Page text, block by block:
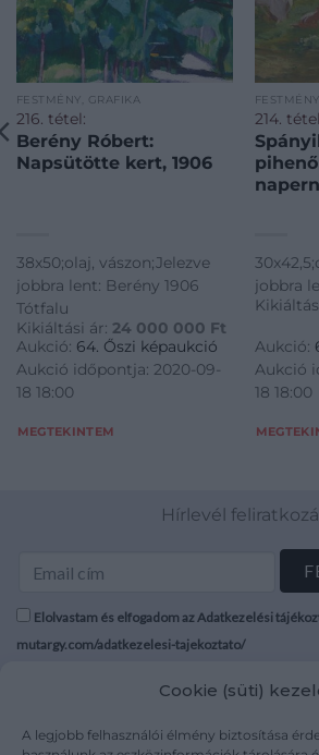
Cookie (süti)
A legjobb felhasználói élmény biztosítása
FESTMÉNY, GRAFIKA
216. tétel:
Berény Róbert:
Napsütötte kert, 1906
38x50;olaj, vászon;Jelezve
jobbra lent: Berény 1906
Tótfalu
Kikiáltási ár: 24 000 000 Ft
Aukció: 64. Őszi képaukció
Aukció időpontja: 2020-09-
18 18:00
MEGTEKINTEM
214.
Spányik
jobbra
Aukció:
Aukció
18 18:00
Hírlevél
Elolvastam és elfogadom az Adatkezelési
mutargy.com/adatkezelesi-tajekoztato/
Médiaajánlat
Áraink
ÁSZF